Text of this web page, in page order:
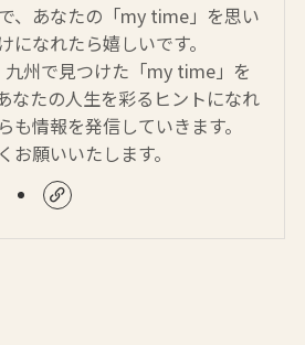
、あなたの「my time」を思い
になれたら嬉しいです。
九州で見つけた「my time」を
なたの人生を彩るヒントになれ
も情報を発信していきます。
お願いいたします。